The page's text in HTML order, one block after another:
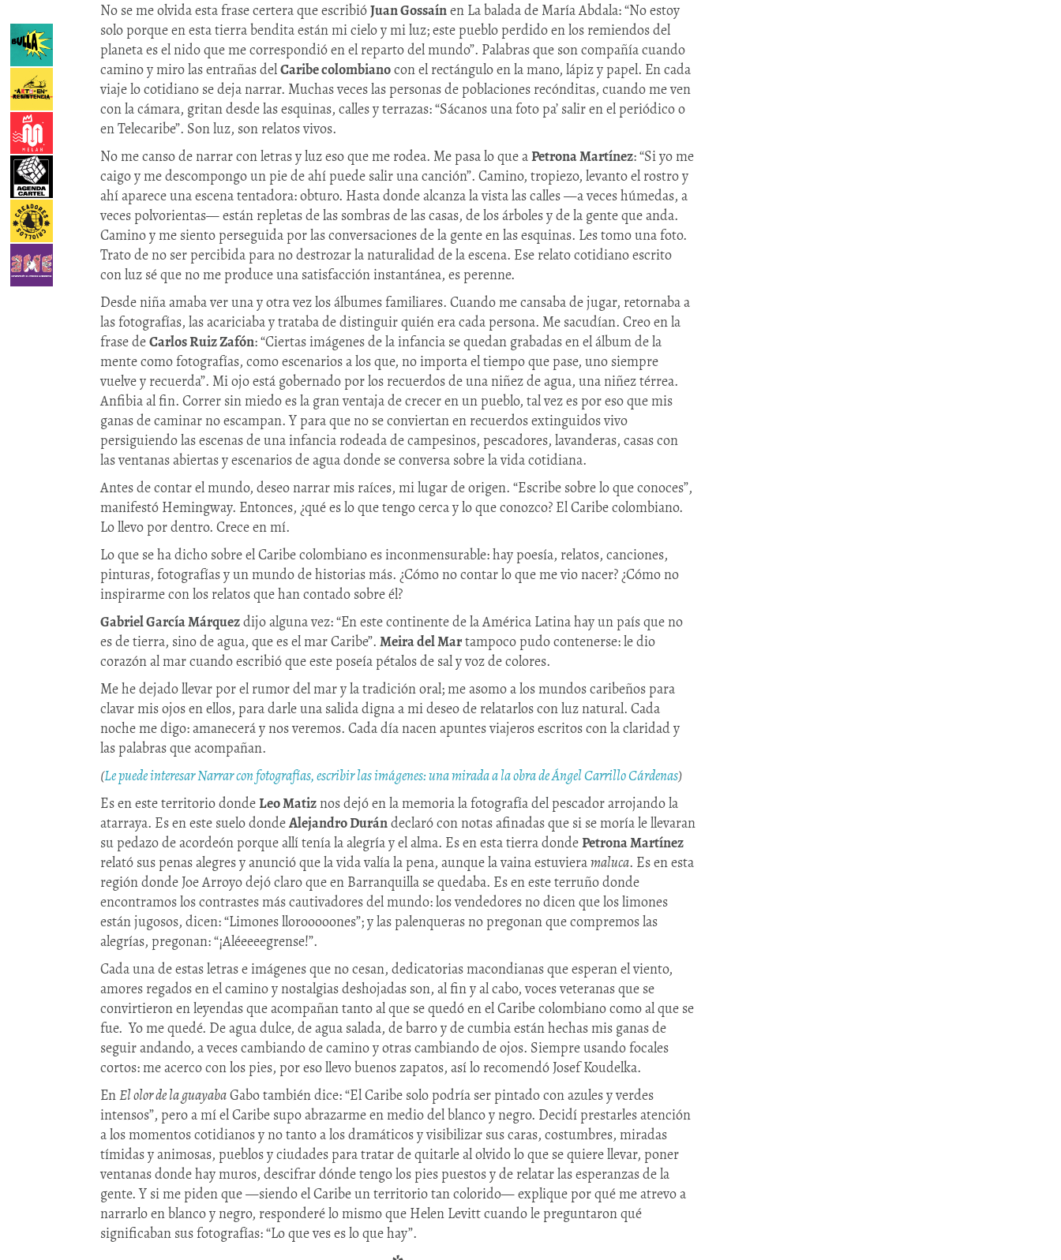
No se me olvida esta frase certera que escribióJuan Gossaínen La balada de María Abdala: “No estoy
solo porque en esta tierra bendita están mi cielo y mi luz; este pueblo perdido en los remiendos del
planeta es el nido que me correspondió en el reparto del mundo”. Palabras que son compañía cuando
camino y miro las entrañas delCaribe colombianocon el rectángulo en la mano, lápiz y papel. En cada
viaje lo cotidiano se deja narrar. Muchas veces las personas de poblaciones recónditas, cuando me ven
con la cámara, gritan desde las esquinas, calles y terrazas: “Sácanos una foto pa’ salir en el periódico o
en Telecaribe”. Son luz, son relatos vivos.
No me canso de narrar con letras y luz eso que me rodea. Me pasa lo que aPetrona Martínez: “Si yo me
caigo y me descompongo un pie de ahí puede salir una canción”. Camino, tropiezo, levanto el rostro y
ahí aparece una escena tentadora: obturo. Hasta donde alcanza la vista las calles —a veces húmedas, a
veces polvorientas— están repletas de las sombras de las casas, de los árboles y de la gente que anda.
Camino y me siento perseguida por las conversaciones de la gente en las esquinas. Les tomo una foto.
Trato de no ser percibida para no destrozar la naturalidad de la escena. Ese relato cotidiano escrito
con luz sé que no me produce una satisfacción instantánea, es perenne.
Desde niña amaba ver una y otra vez los álbumes familiares. Cuando me cansaba de jugar, retornaba a
las fotografías, las acariciaba y trataba de distinguir quién era cada persona. Me sacudían. Creo en la
frase deCarlos Ruiz Zafón: “Ciertas imágenes de la infancia se quedan grabadas en el álbum de la
mente como fotografías, como escenarios a los que, no importa el tiempo que pase, uno siempre
vuelve y recuerda”. Mi ojo está gobernado por los recuerdos de una niñez de agua, una niñez térrea.
Anfibia al fin. Correr sin miedo es la gran ventaja de crecer en un pueblo, tal vez es por eso que mis
ganas de caminar no escampan. Y para que no se conviertan en recuerdos extinguidos vivo
persiguiendo las escenas de una infancia rodeada de campesinos, pescadores, lavanderas, casas con
las ventanas abiertas y escenarios de agua donde se conversa sobre la vida cotidiana.
Antes de contar el mundo, deseo narrar mis raíces, mi lugar de origen. “Escribe sobre lo que conoces”,
manifestó Hemingway. Entonces, ¿qué es lo que tengo cerca y lo que conozco? El Caribe colombiano.
Lo llevo por dentro. Crece en mí.
Lo que se ha dicho sobre el Caribe colombiano es inconmensurable: hay poesía, relatos, canciones,
pinturas, fotografías y un mundo de historias más. ¿Cómo no contar lo que me vio nacer? ¿Cómo no
inspirarme con los relatos que han contado sobre él?
Gabriel García Márquezdijo alguna vez: “En este continente de la América Latina hay un país que no
es de tierra, sino de agua, que es el mar Caribe”. Meira del Martampoco pudo contenerse: le dio
corazón al mar cuando escribió que este poseía pétalos de sal y voz de colores.
Me he dejado llevar por el rumor del mar y la tradición oral; me asomo a los mundos caribeños para
clavar mis ojos en ellos, para darle una salida digna a mi deseo de relatarlos con luz natural. Cada
noche me digo: amanecerá y nos veremos. Cada día nacen apuntes viajeros escritos con la claridad y
las palabras que acompañan.
(Le puede interesar Narrar con fotografías, escribir las imágenes: una mirada a la obra de Ángel Carrillo Cárdenas)
Es en este territorio dondeLeo Matiznos dejó en la memoria la fotografía del pescador arrojando la
atarraya. Es en este suelo dondeAlejandro Durándeclaró con notas afinadas que si se moría le llevaran
su pedazo de acordeón porque allí tenía la alegría y el alma. Es en esta tierra dondePetrona Martínez
relató sus penas alegres y anunció que la vida valía la pena, aunque la vaina estuvieramaluca. Es en esta
región donde Joe Arroyo dejó claro que en Barranquilla se quedaba. Es en este terruño donde
encontramos los contrastes más cautivadores del mundo: los vendedores no dicen que los limones
están jugosos, dicen: “Limones llorooooones”; y las palenqueras no pregonan que compremos las
alegrías, pregonan: “¡Aléeeeegrense!”.
Cada una de estas letras e imágenes que no cesan, dedicatorias macondianas que esperan el viento,
amores regados en el camino y nostalgias deshojadas son, al fin y al cabo, voces veteranas que se
convirtieron en leyendas que acompañan tanto al que se quedó en el Caribe colombiano como al que se
fue. Yo me quedé. De agua dulce, de agua salada, de barro y de cumbia están hechas mis ganas de
seguir andando, a veces cambiando de camino y otras cambiando de ojos. Siempre usando focales
cortos: me acerco con los pies, por eso llevo buenos zapatos, así lo recomendó Josef Koudelka.
EnEl olor de la guayabaGabo también dice: “El Caribe solo podría ser pintado con azules y verdes
intensos”, pero a mí el Caribe supo abrazarme en medio del blanco y negro. Decidí prestarles atención
a los momentos cotidianos y no tanto a los dramáticos y visibilizar sus caras, costumbres, miradas
tímidas y animosas, pueblos y ciudades para tratar de quitarle al olvido lo que se quiere llevar, poner
ventanas donde hay muros, descifrar dónde tengo los pies puestos y de relatar las esperanzas de la
gente. Y si me piden que —siendo el Caribe un territorio tan colorido— explique por qué me atrevo a
narrarlo en blanco y negro, responderé lo mismo que Helen Levitt cuando le preguntaron qué
significaban sus fotografías: “Lo que ves es lo que hay”.